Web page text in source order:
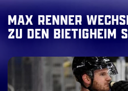
Max Renner
zu den Bietigheim